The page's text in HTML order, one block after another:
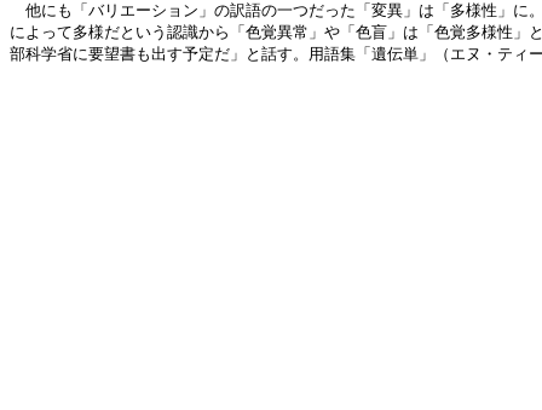
他にも「バリエーション」の訳語の一つだった「変異」は「多様性」に
によって多様だという認識から「色覚異常」や「色盲」は「色覚多様性
部科学省に要望書も出す予定だ」と話す。用語集「遺伝単」（エヌ・ティ